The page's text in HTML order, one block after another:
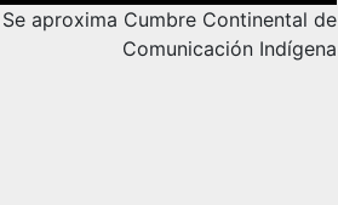
Se aproxima Cumbre Continental de
Comunicación Indígena